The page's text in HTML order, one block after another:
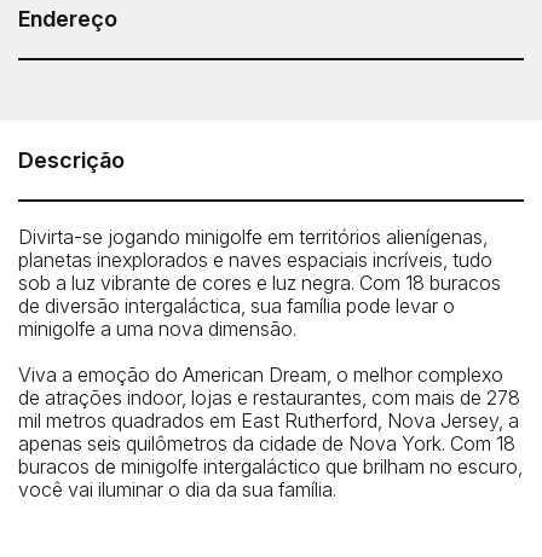
Endereço
Telefone: 1-833-263-7326
Descrição
Divirta-se jogando minigolfe em territórios alienígenas,
planetas inexplorados e naves espaciais incríveis, tudo
sob a luz vibrante de cores e luz negra. Com 18 buracos
de diversão intergaláctica, sua família pode levar o
minigolfe a uma nova dimensão.
Viva a emoção do American Dream, o melhor complexo
de atrações indoor, lojas e restaurantes, com mais de 278
mil metros quadrados em East Rutherford, Nova Jersey, a
apenas seis quilômetros da cidade de Nova York. Com 18
buracos de minigolfe intergaláctico que brilham no escuro,
você vai iluminar o dia da sua família.